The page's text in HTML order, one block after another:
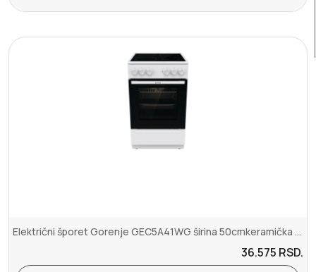
Električni šporet Gorenje GEC5A41WG širina 50cmkeramička pločaventi...
36.575 RSD.